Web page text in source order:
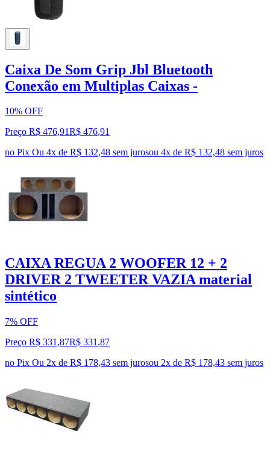
Caixa De Som Grip Jbl Bluetooth
Conexão em Multiplas Caixas -
10% OFF
Preço R$ 476,91R$ 476,91
no Pix Ou 4x de R$ 132,48 sem jurosou 4x de R$ 132,48 sem juros
CAIXA REGUA 2 WOOFER 12 + 2
DRIVER 2 TWEETER VAZIA material
sintético
7% OFF
Preço R$ 331,87R$ 331 ,87
no Pix Ou 2x de R$ 178,43 sem jurosou 2x de R$ 178,43 sem juros